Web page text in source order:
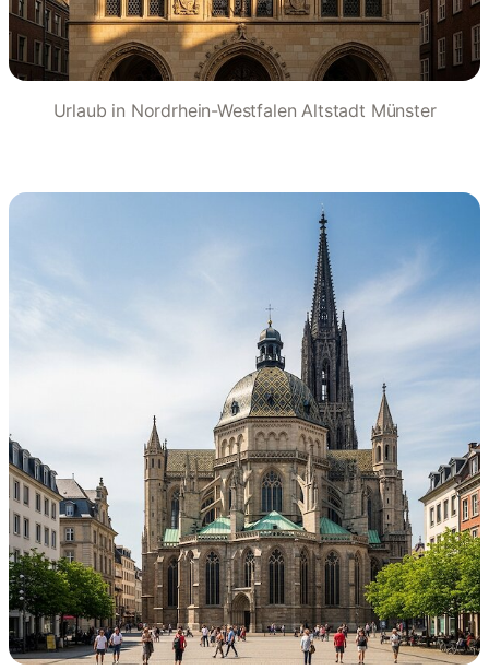
Urlaub in Nordrhein-Westfalen Altstadt Münster